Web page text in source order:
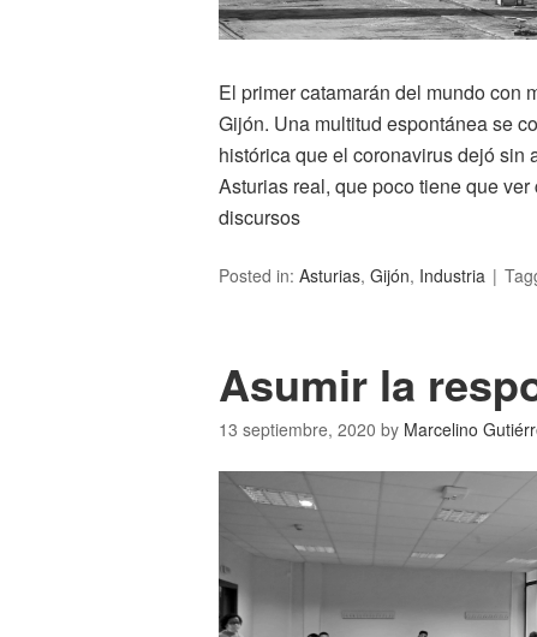
El primer catamarán del mundo con
Gijón. Una multitud espontánea se
histórica que el coronavirus dejó sin
Asturias real, que poco tiene que
discursos
Posted in: Asturias, Gijón, Industria
Asumir la
13 septiembre, 2020 by Marcelino